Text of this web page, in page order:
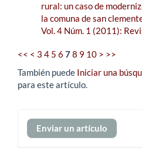
rural: un caso de
la comuna de san
Vol. 4 Núm. 1 (2011):
<< < 3 4 5 6 78 9 10 > >>
También puede Iniciar una
para este artículo.
Enviar
un
Enviar un artículo